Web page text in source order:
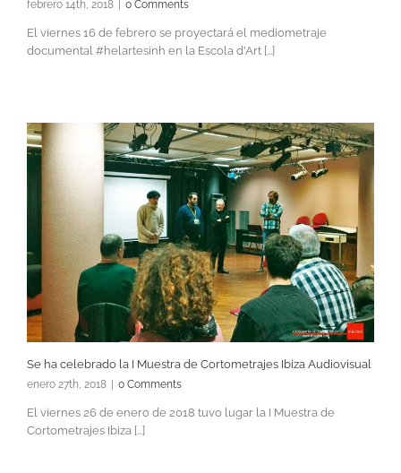
febrero 14th, 2018 0 Comments
El viernes 16 de febrero se proyectará el mediometraje
documental #helartesinh en la Escola d'Art [...]
Se ha celebrado la I Muestra de Cortometrajes Ibiza Audiovisual
enero 27th, 2018 | 0 Comments
El viernes 26 de enero de 2018 tuvo lugar la I Muestra de
Cortometrajes Ibiza [...]